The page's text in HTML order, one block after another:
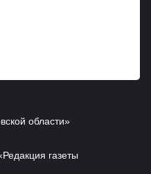
области»
газеты